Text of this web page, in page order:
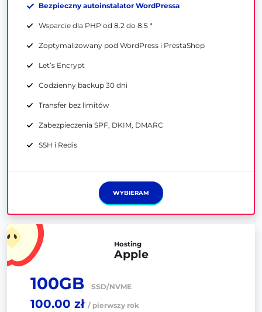
Bezpieczny autoinstalator WordPressa
Wsparcie dla PHP od 8.2 do 8.5 *
Zoptymalizowany pod WordPress i PrestaShop
Let’s Encrypt
Codzienny backup 30 dni
Transfer bez limitów
Zabezpieczenia SPF, DKIM, DMARC
SSH i Redis
WYBIERAM
Hosting
Apple
100GB SSD/NVME
100.00 zł / pierwszy rok